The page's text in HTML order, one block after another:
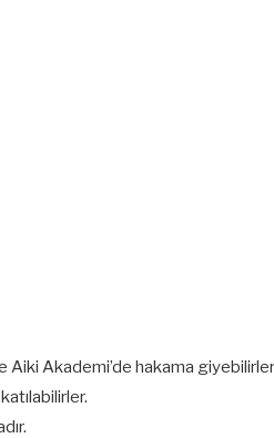
Akademi’de hakama